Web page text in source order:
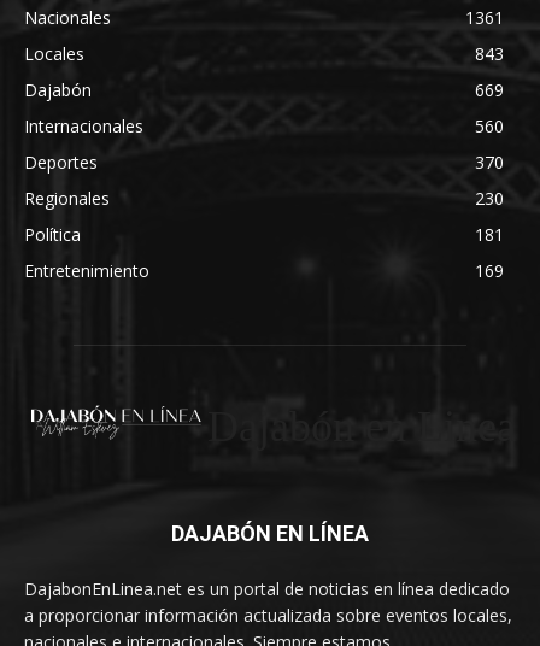
Nacionales
1361
Locales
843
Dajabón
669
Internacionales
560
Deportes
370
Regionales
230
Política
181
Entretenimiento
169
DAJABÓN EN LÍNEA
DajabonEnLinea.net es un portal de noticias en línea dedicado
a proporcionar información actualizada sobre eventos locales,